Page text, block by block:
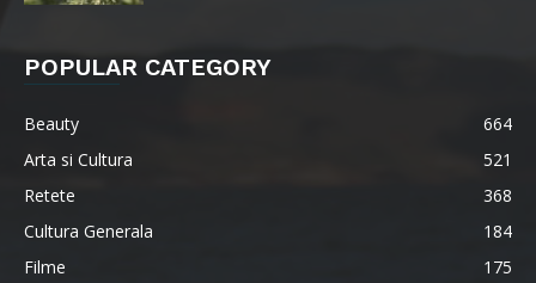
POPULAR CATEGORY
Beauty
664
Arta si Cultura
521
Retete
368
Cultura Generala
184
Filme
175